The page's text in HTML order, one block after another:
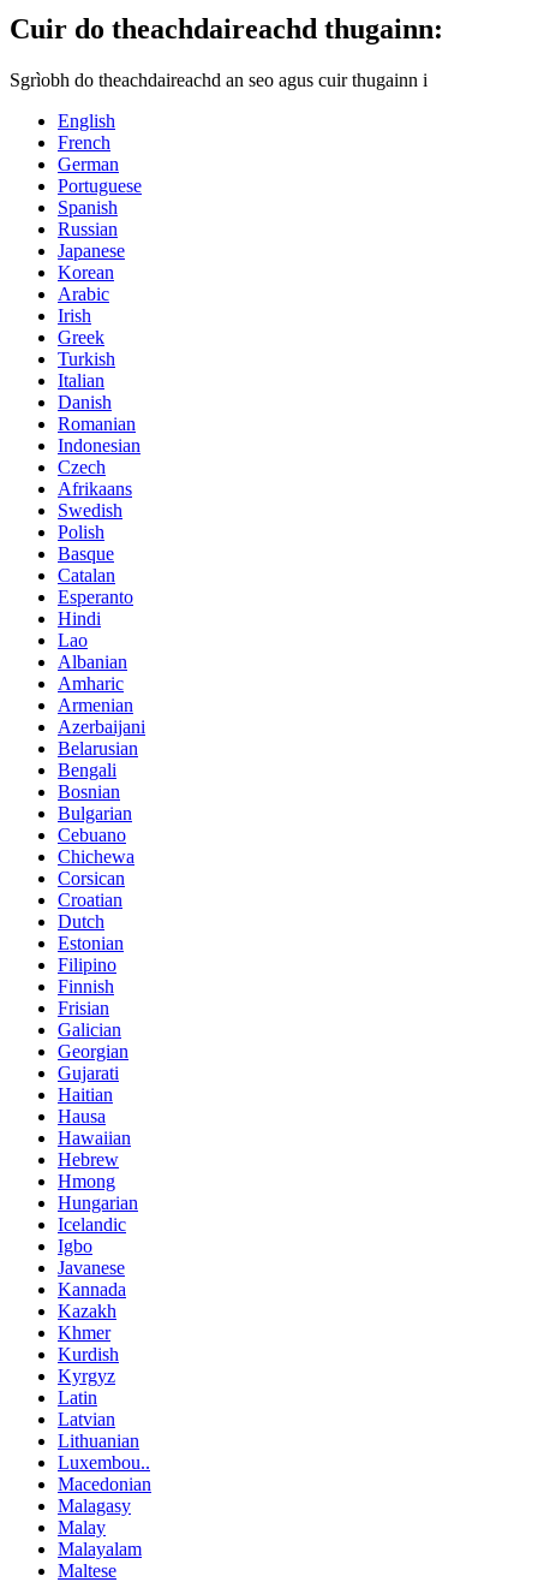
Cuir do theachdaireachd thugainn:
Sgrìobh do theachdaireachd an seo agus cuir thugainn i
English
French
German
Portuguese
Spanish
Russian
Japanese
Korean
Arabic
Irish
Greek
Turkish
Italian
Danish
Romanian
Indonesian
Czech
Afrikaans
Swedish
Polish
Basque
Catalan
Esperanto
Hindi
Lao
Albanian
Amharic
Armenian
Azerbaijani
Belarusian
Bengali
Bosnian
Bulgarian
Cebuano
Chichewa
Corsican
Croatian
Dutch
Estonian
Filipino
Finnish
Frisian
Galician
Georgian
Gujarati
Haitian
Hausa
Hawaiian
Hebrew
Hmong
Hungarian
Icelandic
Igbo
Javanese
Kannada
Kazakh
Khmer
Kurdish
Kyrgyz
Latin
Latvian
Lithuanian
Luxembou..
Macedonian
Malagasy
Malay
Malayalam
Maltese